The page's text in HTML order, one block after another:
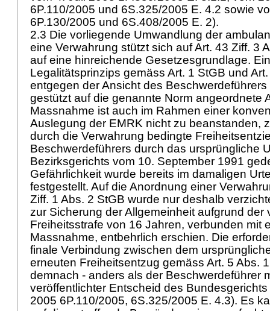
6P.110/2005 und 6S.325/2005 E. 4.2 sowie
6P.130/2005 und 6S.408/2005 E. 2).
2.3 Die vorliegende Umwandlung der
eine Verwahrung stützt sich aufArt. 43 Ziff. 3
auf eine hinreichende Gesetzesgrundlage.
Legalitätsprinzips gemäss Art. 1 StGB und
entgegen der Ansicht des
gestützt auf die genannte Norm angeordnete
Massnahme ist auch im Rahmen einer
Auslegung der EMRK nicht zu beanstanden,
durch die Verwahrung bedingte
Beschwerdeführers durch das ursprüngliche
Bezirksgerichts vom 10. September 1991
Gefährlichkeit wurde bereits im damaligen
festgestellt. Auf die Anordnung einer
Ziff. 1 Abs. 2 StGB wurde nur deshalb
zur Sicherung der Allgemeinheit aufgrund der
Freiheitsstrafe von 16 Jahren, verbunden mit
Massnahme, entbehrlich erschien. Die
finale Verbindung zwischen dem
erneuten Freiheitsentzug gemäss Art. 5 Abs.
demnach - anders als der Beschwerdeführer
veröffentlichter Entscheid des
2005 6P.110/2005, 6S.325/2005 E. 4.3). Es